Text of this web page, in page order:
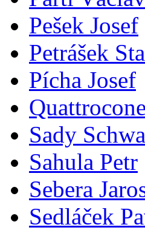
Pešek Josef
Petrášek
Pícha Josef
Sady
Sahula Petr
Sebera
Sedláček